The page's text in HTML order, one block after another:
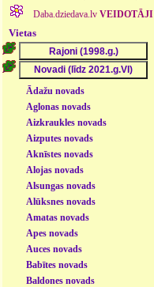
Daba.dziedava.lv VEIDOTĀJI
Vietas
Ādažu novads
Aglonas novads
Aizkraukles novads
Aizputes novads
Aknīstes novads
Alojas novads
Alsungas novads
Alūksnes novads
Amatas novads
Apes novads
Auces novads
Babītes novads
Baldones novads